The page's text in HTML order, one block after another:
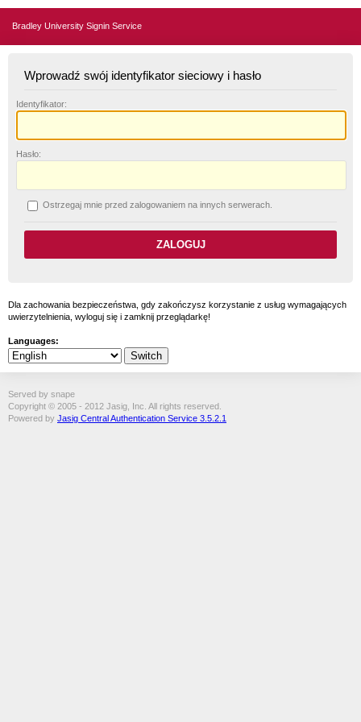
Bradley University Signin Service
Wprowadź swój identyfikator sieciowy i hasło
Identyfikator:
Hasło:
Ostrzegaj mnie przed zalogowaniem na innych serwerach.
Dla zachowania bezpieczeństwa, gdy zakończysz korzystanie z usług wymagających
uwierzytelnienia, wyloguj się i zamknij przeglądarkę!
Languages:
Served by snape
Copyright © 2005 - 2012 Jasig, Inc. All rights reserved.
Powered by Jasig Central Authentication Service 3.5.2.1